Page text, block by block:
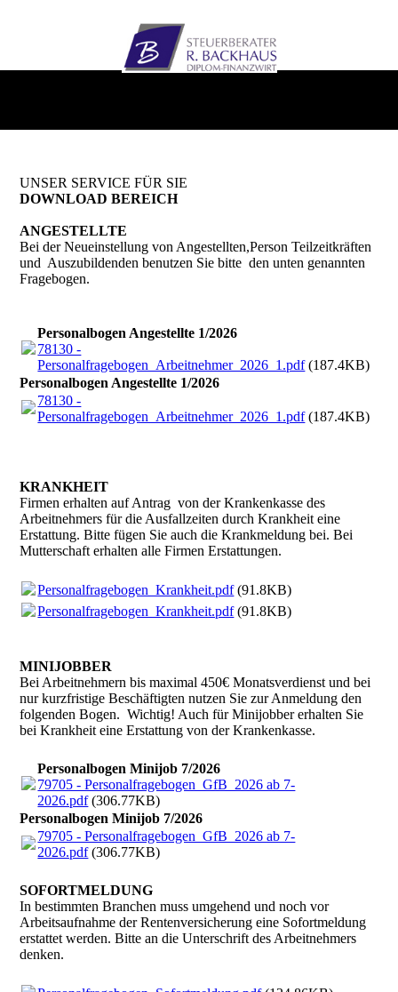
UNSER SERVICE FÜR SIE
DOWNLOAD BEREICH
ANGESTELLTE
Bei der Neueinstellung von Angestellten,Person Teilzeitkräften
und Auszubildenden benutzen Sie bitte den unten genannten
Fragebogen.
Personalbogen Angestellte 1/2026
78130 -
Personalfragebogen_Arbeitnehmer_2026_1.pdf(187.4KB)
Personalbogen Angestellte 1/2026
78130 -
Personalfragebogen_Arbeitnehmer_2026_1.pdf(187.4KB)
KRANKHEIT
Firmen erhalten auf Antrag von der Krankenkasse des
Arbeitnehmers für die Ausfallzeiten durch Krankheit eine
Erstattung. Bitte fügen Sie auch die Krankmeldung bei. Bei
Mutterschaft erhalten alle Firmen Erstattungen.
Personalfragebogen_Krankheit.pdf(91.8KB)
Personalfragebogen_Krankheit.pdf(91.8KB)
MINIJOBBER
Bei Arbeitnehmern bis maximal 450€ Monatsverdienst und bei
nur kurzfristige Beschäftigten nutzen Sie zur Anmeldung den
folgenden Bogen. Wichtig! Auch für Minijobber erhalten Sie
bei Krankheit eine Erstattung von der Krankenkasse.
Personalbogen Minijob 7/2026
79705 - Personalfragebogen_GfB_2026 ab 7-
2026.pdf(306.77KB)
Personalbogen Minijob 7/2026
79705 - Personalfragebogen_GfB_2026 ab 7-
2026.pdf(306.77KB)
SOFORT­MELDUNG
In bestimmten Branchen muss umgehend und noch vor
Arbeitsaufnahme der Rentenversicherung eine Sofortmeldung
erstattet werden. Bitte an die Unterschrift des Arbeitnehmers
denken.